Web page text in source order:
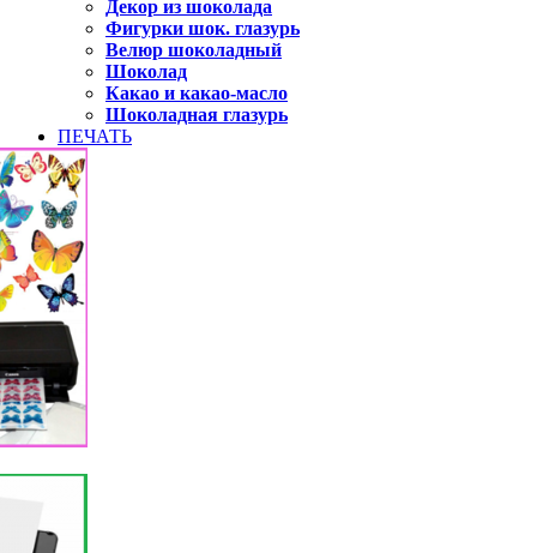
Декор из шоколада
Фигурки шок. глазурь
Велюр шоколадный
Шоколад
Какао и какао-масло
Шоколадная глазурь
ПЕЧАТЬ